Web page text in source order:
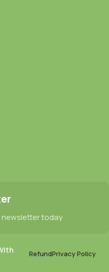
newsletter today
RefundPrivacy Policy